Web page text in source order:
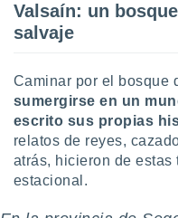
Valsaín: un
salvaje
Caminar por el bosque
sumergirse en un
escrito sus propias
relatos de reyes,
atrás, hicieron de estas
estacional.